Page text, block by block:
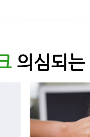
의심되는